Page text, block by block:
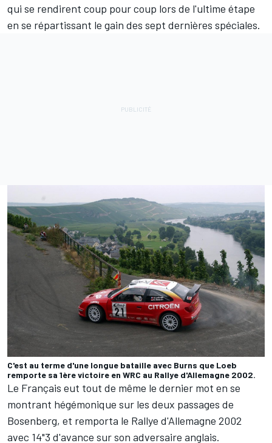
qui se rendirent coup pour coup lors de l'ultime étape
en se répartissant le gain des sept dernières spéciales.
C'est au terme d'une longue bataille avec Burns que Loeb
remporte sa 1ère victoire en WRC au Rallye d'Allemagne 2002.
Le Français eut tout de même le dernier mot en se
montrant hégémonique sur les deux passages de
Bosenberg, et remporta le Rallye d'Allemagne 2002
avec 14"3 d'avance sur son adversaire anglais.